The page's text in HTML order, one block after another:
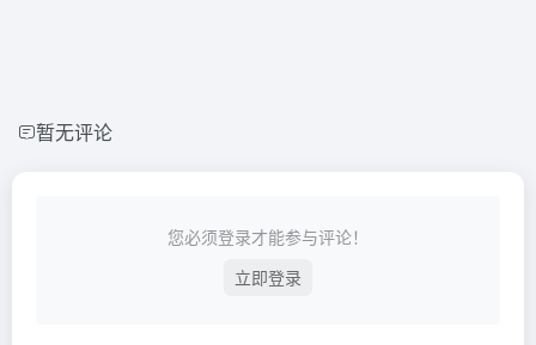
暂无评论
您必须登录才能参与评论！
立即登录